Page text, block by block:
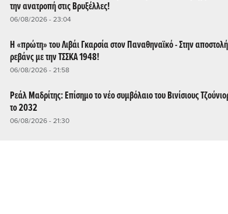
την ανατροπή στις Βρυξέλλες!
06/08/2026 - 23:04
Η «πρώτη» του Λιβάι Γκαρσία στον Παναθηναϊκό - Στην
ρεβάνς με την ΤΣΣΚΑ 1948!
06/08/2026 - 21:58
Ρεάλ Μαδρίτης: Επίσημο το νέο συμβόλαιο του Βινίσιους
το 2032
06/08/2026 - 21:30